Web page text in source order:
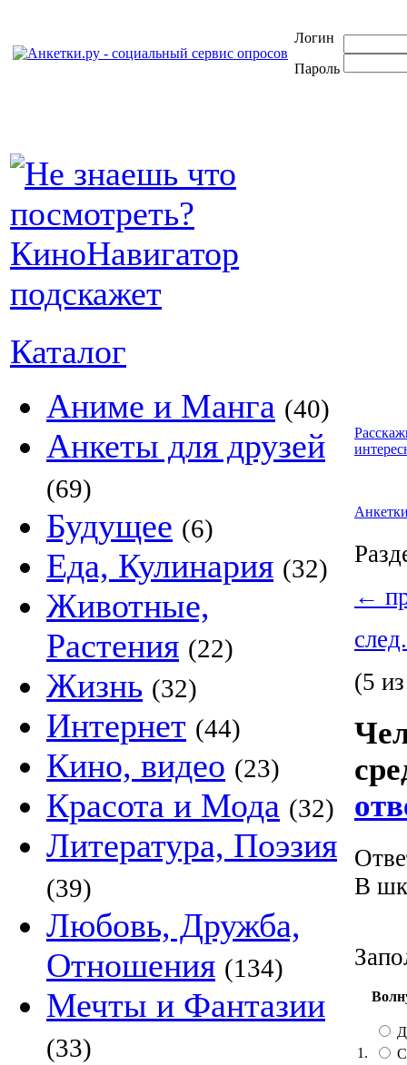
Логин
Пароль
Каталог
Аниме и Манга (40)
Анкеты для друзей
(69)
Будущее (6)
Еда, Кулинария (32)
Животные,
Растения (22)
Жизнь (32)
Интернет (44)
Кино, видео (23)
Красота и Мода (32)
Литература, Поэзия
(39)
Любовь, Дружба,
Отношения (134)
Мечты и Фантазии
(33)
←
(5
В
1.